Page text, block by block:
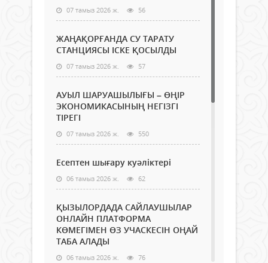
07 тамыз 2026 ж. 56
ЖАҢАҚОРҒАНДА СУ ТАРАТУ
СТАНЦИЯСЫ ІСКЕ ҚОСЫЛДЫ
07 тамыз 2026 ж. 57
АУЫЛ ШАРУАШЫЛЫҒЫ – ӨҢІР
ЭКОНОМИКАСЫНЫҢ НЕГІЗГІ
ТІРЕГІ
07 тамыз 2026 ж. 550
Есептен шығару куәліктері
06 тамыз 2026 ж. 62
ҚЫЗЫЛОРДАДА САЙЛАУШЫЛАР
ОНЛАЙН ПЛАТФОРМА
КӨМЕГІМЕН ӨЗ УЧАСКЕСІН ОҢАЙ
ТАБА АЛАДЫ
06 тамыз 2026 ж. 76